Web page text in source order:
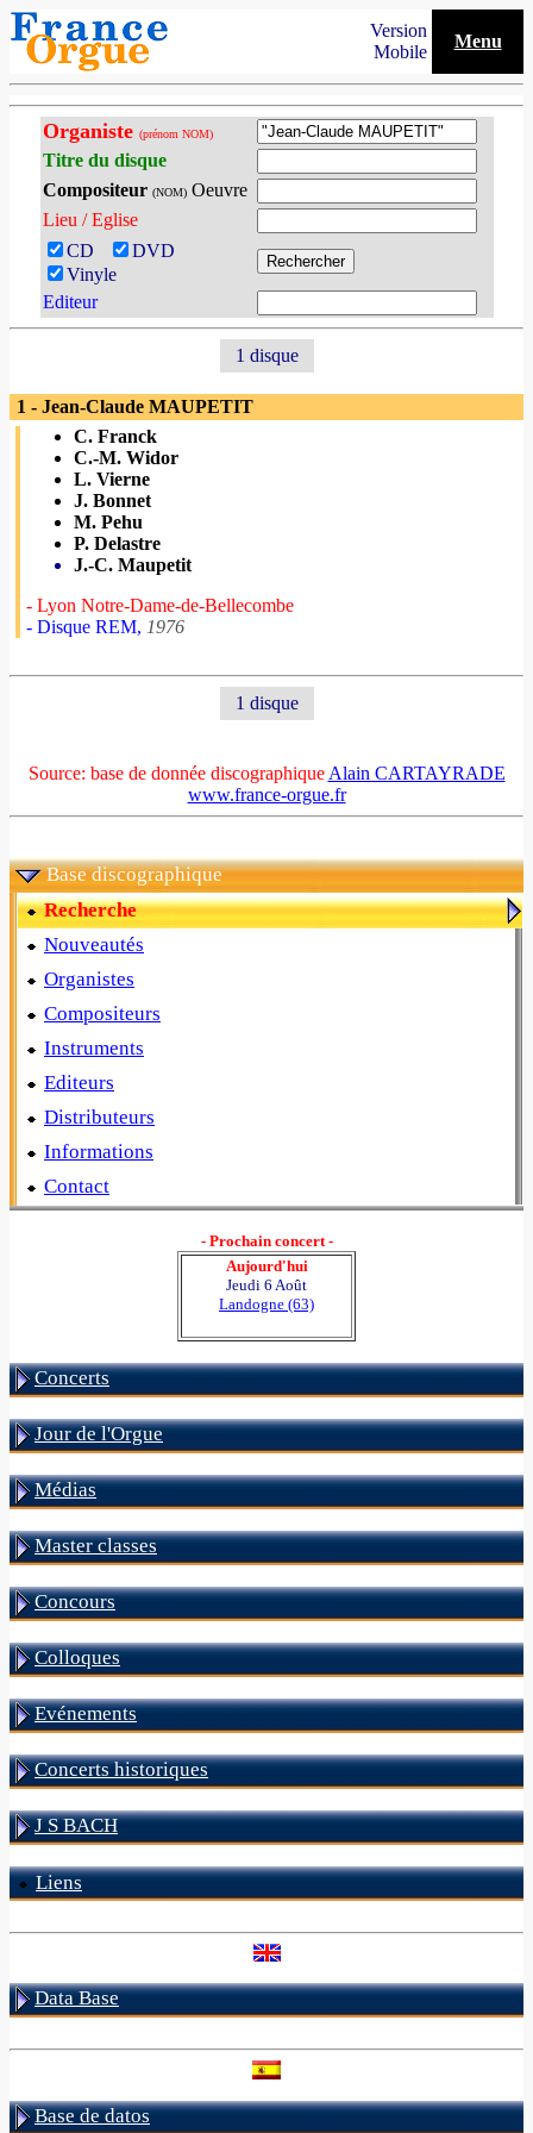
Version
Mobile
Menu
Organiste (prénom NOM)
Titre du disque
Compositeur (NOM)Oeuvre
Lieu / Eglise
CD
DVD
Vinyle
Editeur
1 disque
1 - Jean-Claude MAUPETIT
C. Franck
C.-M. Widor
L. Vierne
J. Bonnet
M. Pehu
P. Delastre
J.-C. Maupetit
- Lyon Notre-Dame-de-Bellecombe
- Disque REM, 1976
1 disque
Source: base de donnée discographique Alain CARTAYRADE
www.france-orgue.fr
Base discographique
Recherche
Nouveautés
Organistes
Compositeurs
Instruments
Editeurs
Distributeurs
Informations
Contact
- Prochain concert -
Aujourd'hui
Jeudi 6 Août
Landogne (63)
Concerts
Jour de l'Orgue
Médias
Master classes
Concours
Colloques
Evénements
Concerts historiques
J S BACH
Liens
Data Base
Base de datos